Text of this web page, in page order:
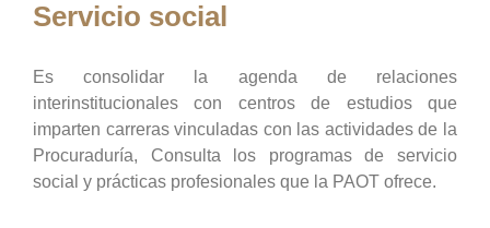
Servicio social
Es consolidar la agenda de relaciones
interinstitucionales con centros de estudios que
imparten carreras vinculadas con las actividades de la
Procuraduría, Consulta los programas de servicio
social y prácticas profesionales que la PAOT ofrece.